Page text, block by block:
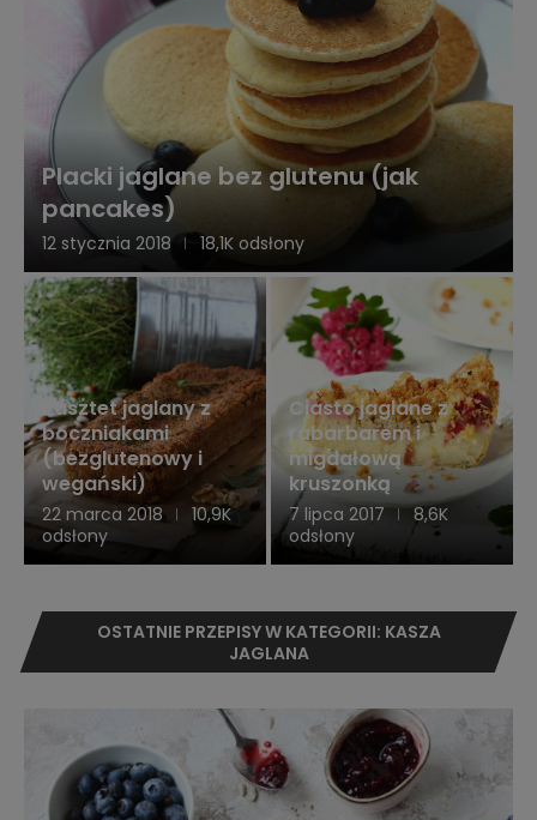
Placki jaglane bez glutenu (jak
pancakes)
12 stycznia 2018 18,1K odsłony
Pasztet jaglany z
boczniakami
(bezglutenowy i
wegański)
22 marca 2018
10,9K
odsłony
Ciasto jaglane z
rabarbarem i
migdałową
kruszonką
7 lipca 2017
8,6K
odsłony
OSTATNIE PRZEPISY W KATEGORII: KASZA
JAGLANA